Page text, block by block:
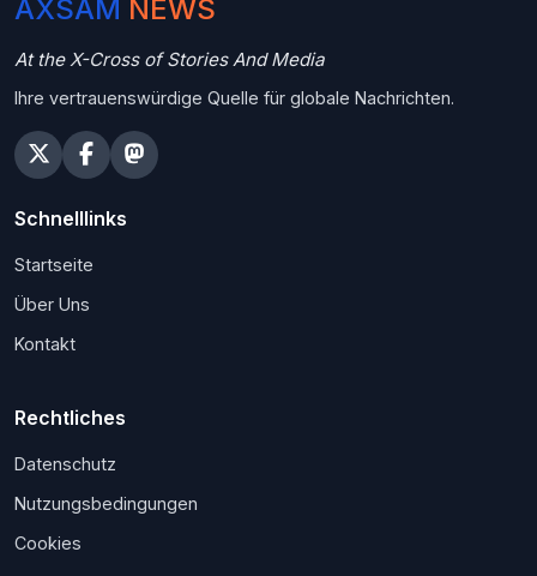
AXSAM NEWS
At the X-Cross of Stories And Media
Ihre vertrauenswürdige Quelle für globale Nachrichten.
Schnelllinks
Startseite
Über Uns
Kontakt
Rechtliches
Datenschutz
Nutzungsbedingungen
Cookies